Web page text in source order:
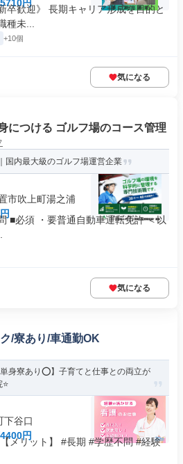
円
卒歓迎》 長期キャリア形成を目的と
種未...
+10個
気になる
につける ゴルフ場のコース管理
国内最大級のゴルフ場運営企業
市吹上町湯之浦
■必須 ・要普通自動車運転免許 ＜以
気になる
/寮あり/車通勤OK
単身寮あり⭕】子育てと仕事との両立が
下谷口
円
メリット】 #長期 #学歴不問 #経験